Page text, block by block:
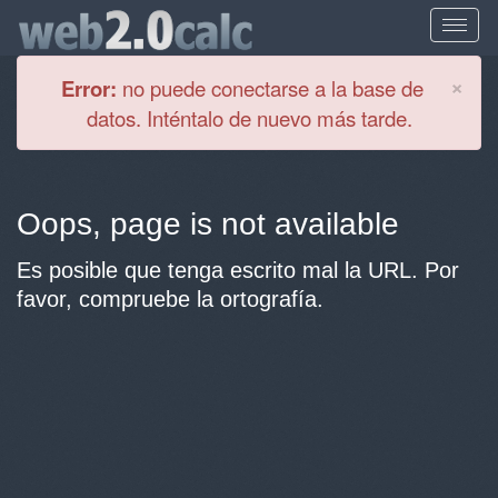
×
Error: no puede conectarse a la base de
datos. Inténtalo de nuevo más tarde.
Oops, page is not available
Es posible que tenga escrito mal la URL. Por
favor, compruebe la ortografía.